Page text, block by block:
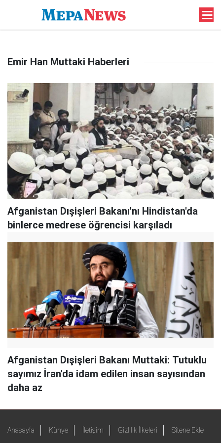
Emir Han Muttaki Haberleri
Afganistan Dışişleri Bakanı'nı Hindistan'da
binlerce medrese öğrencisi karşıladı
Afganistan Dışişleri Bakanı Muttaki: Tutuklu
sayımız İran'da idam edilen insan sayısından
daha az
Anasayfa Künye İletişim Gizlilik İlkeleri Sitene Ekle